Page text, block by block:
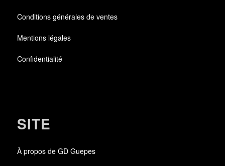
Conditions générales de ventes
Mentions légales
Confidentialité
SITE
À propos de GD Guepes